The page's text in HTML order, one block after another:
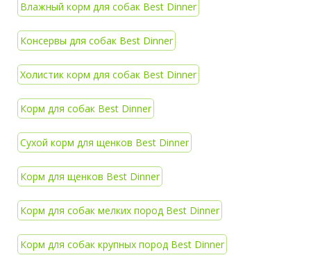
Влажный корм для собак Best Dinner
Консервы для собак Best Dinner
Холистик корм для собак Best Dinner
Корм для собак Best Dinner
Сухой корм для щенков Best Dinner
Корм для щенков Best Dinner
Корм для собак мелких пород Best Dinner
Корм для собак крупных пород Best Dinner